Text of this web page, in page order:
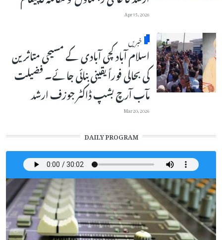
Apr 15, 2026
خبریں
اسلام آباد کچی آبادی کے مسیحی متاثرین
کی بحالی فوراً یقینی بنائی جائے۔ فضیلت
مآب آرچ بشپ ڈاکٹر جوزف ارشد
Mar 20, 2026
DAILY PROGRAM